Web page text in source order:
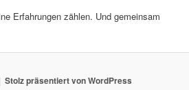
Erfahrungen zählen. Und gemeinsam
Stolz präsentiert von WordPress